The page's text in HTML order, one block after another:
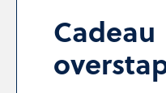
Cadeau